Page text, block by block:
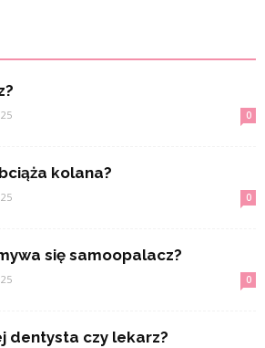
0
kolana?
0
się samoopalacz?
0
dentysta czy lekarz?